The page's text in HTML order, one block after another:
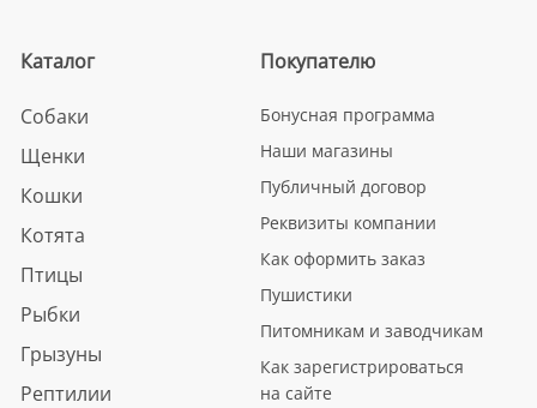
Каталог
Собаки
Щенки
Кошки
Котята
Птицы
Рыбки
Грызуны
Рептилии
Покупателю
Бонусная программа
Наши магазины
Публичный договор
Реквизиты компании
Как оформить заказ
Пушистики
Питомникам и заводчикам
Как зарегистрироваться
на сайте